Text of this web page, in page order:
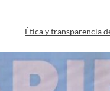
Ética y transparencia